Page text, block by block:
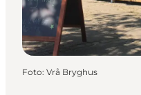
Foto: Vrå Bryghus